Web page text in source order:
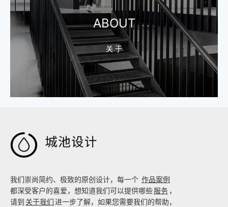
ABOUT
关 于

我们崇尚简约、极致的原创设计，每一个 作品案例
都深受客户的喜爱，想知道我们可以提供哪些服务 ，
请到 关于我们进一步了解，如果您需要我们的帮助，